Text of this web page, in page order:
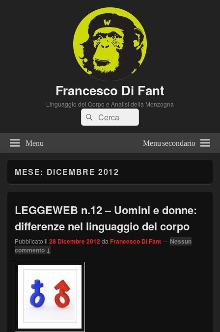
Francesco Di Fant
Linguaggio del Corpo e Analisi della Menzogna
Cerca:Cerca
Menu Menu secondario
MESE: DICEMBRE 2012
LEGGEWEB n.12 – Uomini e donne:
differenze nel linguaggio del corpo
Pubblicato il 28 Dicembre 2012da Francesco Di Fant— Nessun
commento ↓